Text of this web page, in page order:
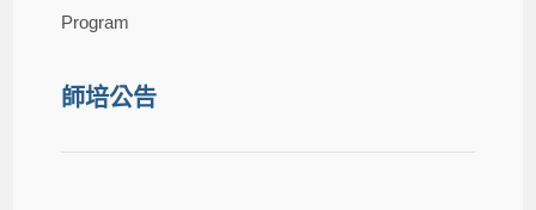
Program
師培公告